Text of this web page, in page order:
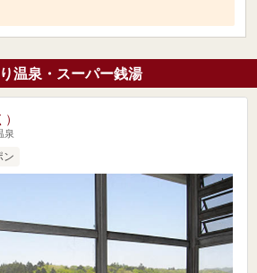
温泉・スーパー銭湯
泉
ン